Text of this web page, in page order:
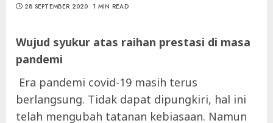
28 SEPTEMBER 2020 1 MIN READ
Wujud syukur atas raihan prestasi di masa
pandemi
Era pandemi covid-19 masih terus
berlangsung. Tidak dapat dipungkiri, hal ini
telah mengubah tatanan kebiasaan. Namun